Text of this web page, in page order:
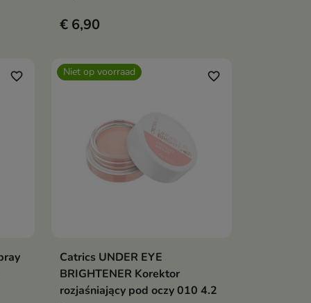
€ 6,90
favorite_border Niet op voorraad
Bekijk details
favorite_border
Catrics UNDER EYE
BRIGHTENER Korektor
rozjaśniający pod oczy 010 4.2